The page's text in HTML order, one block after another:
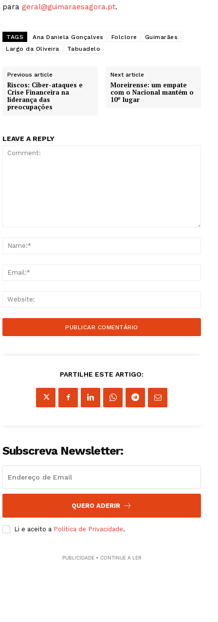
para geral@guimaraesagora.pt.
TAGS Ana Daniela Gonçalves Folclore
Guimarães
Largo da Oliveira
Tabuadelo
Previous article
Riscos: Ciber-ataques e
Crise Financeira na
liderança das
preocupações
Next article
Moreirense: um empate
com o Nacional mantém o
10º lugar
LEAVE A REPLY
PARTILHE ESTE ARTIGO:
Subscreva Newsletter:
QUERO ADERIR
Li e aceito a Política de Privacidade.
PUBLICIDADE • CONTINUE A LER